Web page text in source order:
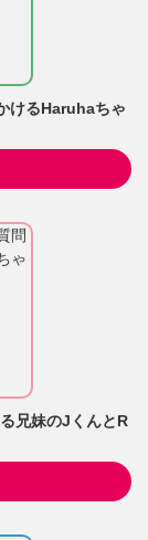
けるHaruhaちゃ
兄妹のJくんとR